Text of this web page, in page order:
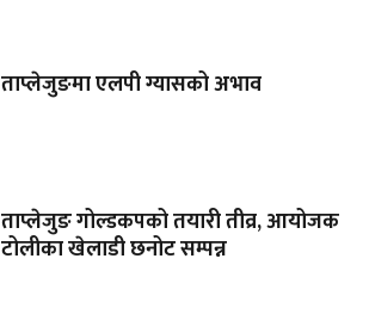
ताप्लेजुङमा एलपी ग्यासको अभाव
ताप्लेजुङ गोल्डकपको तयारी तीव्र, आयोजक
टोलीका खेलाडी छनोट सम्पन्न